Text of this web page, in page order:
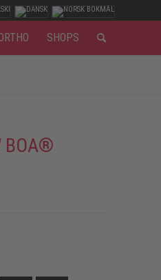
SHOPS
BOA®